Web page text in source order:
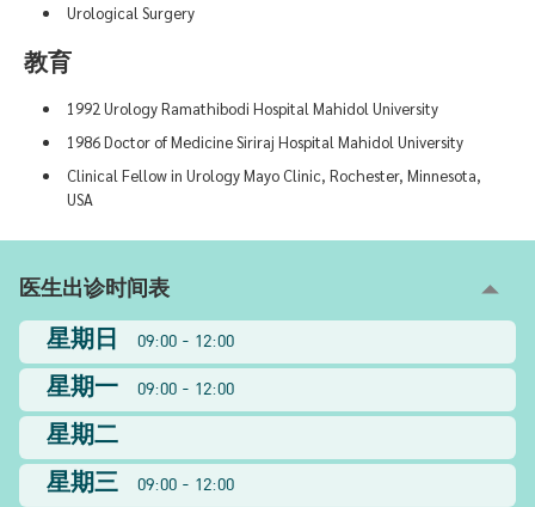
Urological Surgery
教育
1992 Urology Ramathibodi Hospital Mahidol University
1986 Doctor of Medicine Siriraj Hospital Mahidol University
Clinical Fellow in Urology Mayo Clinic, Rochester, Minnesota,
USA
医生出诊时间表
星期日
09:00 - 12:00
星期一
09:00 - 12:00
星期二
星期三
09:00 - 12:00